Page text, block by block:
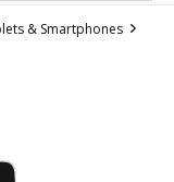
& Smartphones